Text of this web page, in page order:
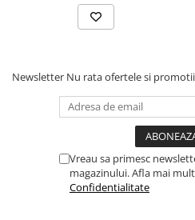
Newsletter Nu rata ofertele si
Vreau sa primesc
magazinului. Afla mai
Confidentialitate